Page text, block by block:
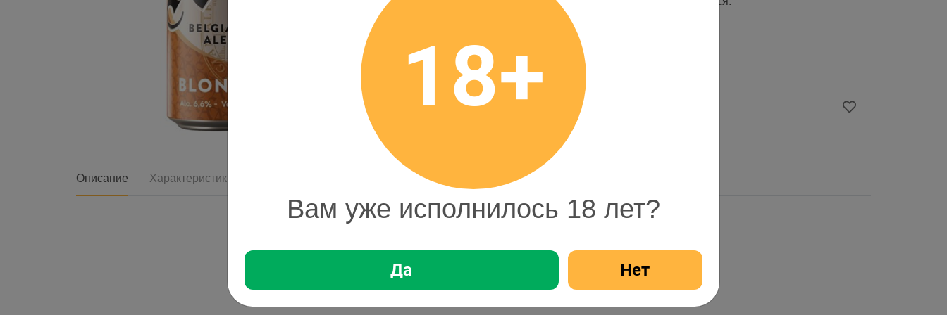
99,99 ₽
Стоимость 99,99 ₽
шт В корзину
Описание Характеристики
18+
Вам уже исполнилось 18 лет?
Да Нет